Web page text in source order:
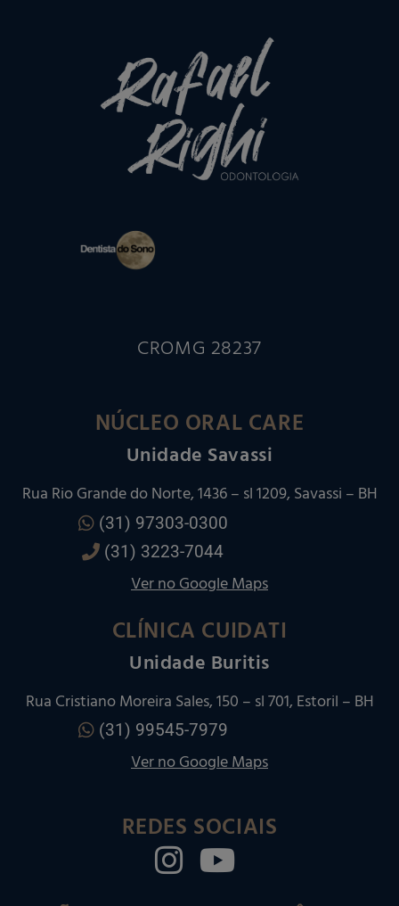
CROMG 28237
NÚCLEO ORAL CARE
Unidade Savassi
Rua Rio Grande do Norte, 1436 – sl 1209, Savassi – BH
(31) 97303-0300
(31) 3223-7044
Ver no Google Maps
CLÍNICA CUIDATI
Unidade Buritis
Rua Cristiano Moreira Sales, 150 – sl 701, Estoril – BH
(31) 99545-7979
Ver no Google Maps
REDES SOCIAIS